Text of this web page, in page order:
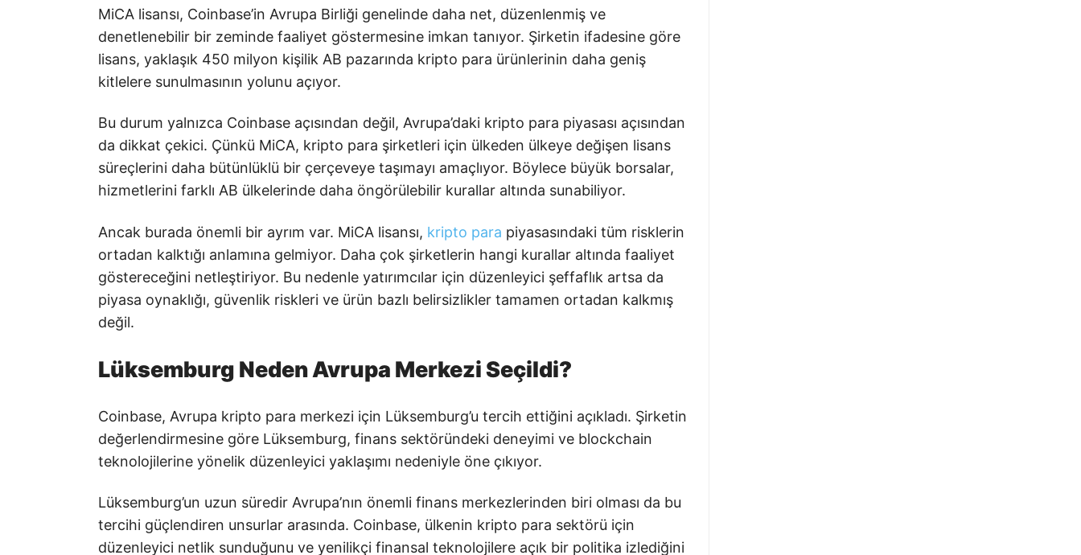
MiCA lisansı, Coinbase’in Avrupa Birliği genelinde daha net, düzenlenmiş ve
denetlenebilir bir zeminde faaliyet göstermesine imkan tanıyor. Şirketin ifadesine göre
lisans, yaklaşık 450 milyon kişilik AB pazarında kripto para ürünlerinin daha geniş
kitlelere sunulmasının yolunu açıyor.
Bu durum yalnızca Coinbase açısından değil, Avrupa’daki kripto para piyasası açısından
da dikkat çekici. Çünkü MiCA, kripto para şirketleri için ülkeden ülkeye değişen lisans
süreçlerini daha bütünlüklü bir çerçeveye taşımayı amaçlıyor. Böylece büyük borsalar,
hizmetlerini farklı AB ülkelerinde daha öngörülebilir kurallar altında sunabiliyor.
Ancak burada önemli bir ayrım var. MiCA lisansı, kripto para piyasasındaki tüm risklerin
ortadan kalktığı anlamına gelmiyor. Daha çok şirketlerin hangi kurallar altında faaliyet
göstereceğini netleştiriyor. Bu nedenle yatırımcılar için düzenleyici şeffaflık artsa da
piyasa oynaklığı, güvenlik riskleri ve ürün bazlı belirsizlikler tamamen ortadan kalkmış
değil.
Lüksemburg Neden Avrupa Merkezi Seçildi?
Coinbase, Avrupa kripto para merkezi için Lüksemburg’u tercih ettiğini açıkladı. Şirketin
değerlendirmesine göre Lüksemburg, finans sektöründeki deneyimi ve blockchain
teknolojilerine yönelik düzenleyici yaklaşımı nedeniyle öne çıkıyor.
Lüksemburg’un uzun süredir Avrupa’nın önemli finans merkezlerinden biri olması da bu
tercihi güçlendiren unsurlar arasında. Coinbase, ülkenin kripto para sektörü için
düzenleyici netlik sunduğunu ve yenilikçi finansal teknolojilere açık bir politika izlediğini